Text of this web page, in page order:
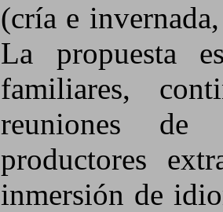
(cría e
La propuesta
familiares,
reuniones de
productores
inmersión de